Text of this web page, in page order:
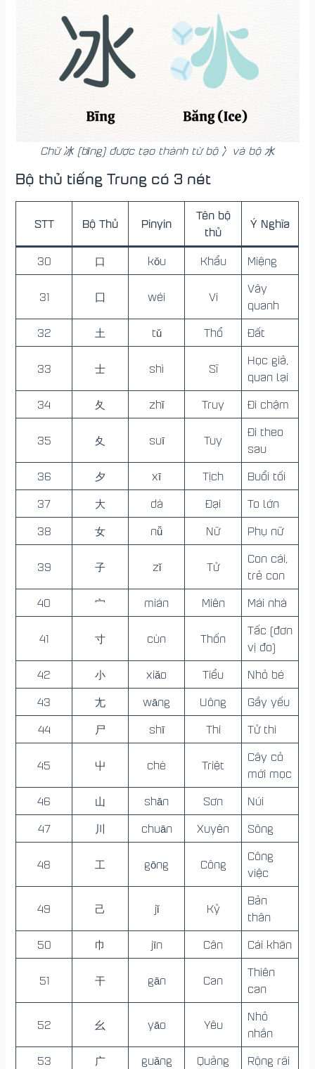
Chữ 冰 (bīng) được tạo thành từ bộ 冫và bộ 水
Bộ thủ tiếng Trung có 3 nét
STT Bộ Thủ Pinyin
Tên bộ
thủ
Ý Nghĩa
30 口 kǒu Khẩu Miệng
31 囗 wéi Vi
Vây
quanh
32
土 tǔ Thổ Đất
33 士 shì Sĩ
Học giả,
quan lại
34
夂 zhǐ Truy Đi chậm
35 夊 suī Tuy
Đi theo
sau
36
夕 xī Tịch
Buổi tối
37
大 dà Đại
To lớn
38
女 nǚ Nữ Phụ nữ
39 子 zǐ Tử
Con cái,
trẻ con
40
宀 mián Miên Mái nhà
41 寸 cùn Thốn
Tấc (đơn
vị đo)
42
小 xiǎo Tiểu
Nhỏ bé
43
尢 wāng Uông
Gầy yếu
44
尸 shī Thi Tử thi
45 屮 chè Triệt
Cây cỏ
mới mọc
46
山 shān Sơn
Núi
47
川 chuān Xuyên Sông
48 工 gōng Công
Công
việc
49 己 jǐ Kỷ
Bản
thân
50
巾 jīn Cân Cái khăn
51 干 gān Can
Thiên
can
52 幺 yāo Yêu
Nhỏ
nhắn
53
广 guǎng Quảng
Rộng rãi